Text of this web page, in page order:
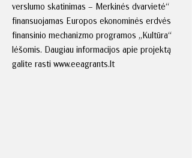
verslumo skatinimas – Merkinės dvarvietė“
finansuojamas Europos ekonominės erdvės
finansinio mechanizmo programos „Kultūra“
lėšomis. Daugiau informacijos apie projektą
galite rasti www.eeagrants.lt